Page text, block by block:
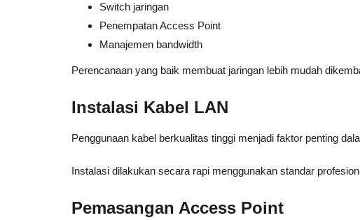
Switch jaringan
Penempatan Access Point
Manajemen bandwidth
Perencanaan yang baik membuat jaringan lebih mudah
Instalasi Kabel LAN
Penggunaan kabel berkualitas tinggi menjadi faktor penting
Instalasi dilakukan secara rapi menggunakan standar
Pemasangan Access Point